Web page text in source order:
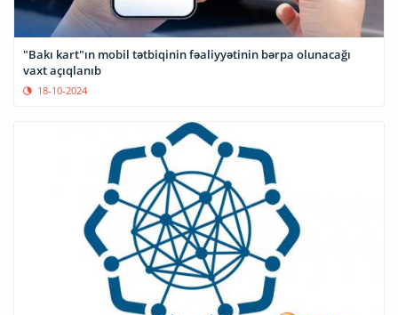
"Bakı kart"ın mobil tətbiqinin fəaliyyətinin bərpa olunacağı
vaxt açıqlanıb
18-10-2024